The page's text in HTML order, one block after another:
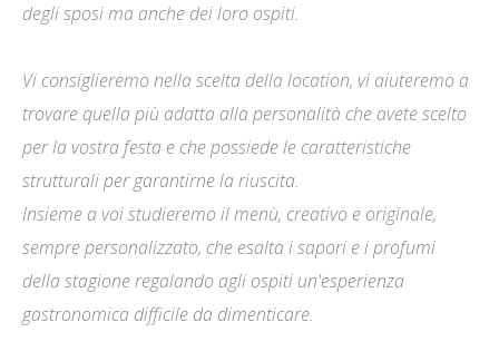
degli sposi ma anche dei loro ospiti.
Vi consiglieremo nella scelta della location, vi aiuteremo a
trovare quella più adatta alla personalità che avete scelto
per la vostra festa e che possiede le caratteristiche
strutturali per garantirne la riuscita.
Insieme a voi studieremo il menù, creativo e originale,
sempre personalizzato, che esalta i sapori e i profumi
della stagione regalando agli ospiti un'esperienza
gastronomica difficile da dimenticare.